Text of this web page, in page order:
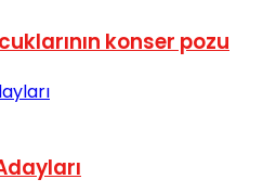
konser pozu